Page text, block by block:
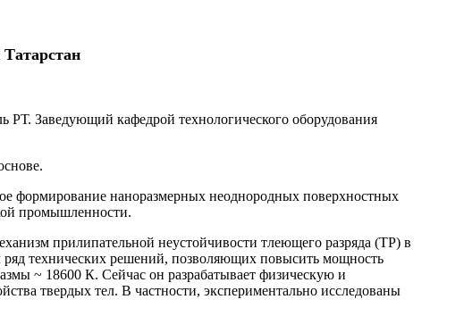
РТ. Заведующий кафедрой технологического оборудования
формирование наноразмерных неоднородных поверхностных
промышленности.
прилипательной неустойчивости тлеющего разряда (ТР) в
ряд технических решений, позволяющих повысить мощность
~ 18600 К. Сейчас он разрабатывает физическую и
твердых тел. В частности, экспериментально исследованы